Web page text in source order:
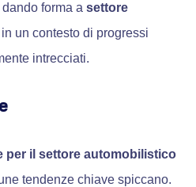
forma a settore
un contesto di progressi
intrecciati.
per il settore automobilistico
tendenze chiave spiccano.